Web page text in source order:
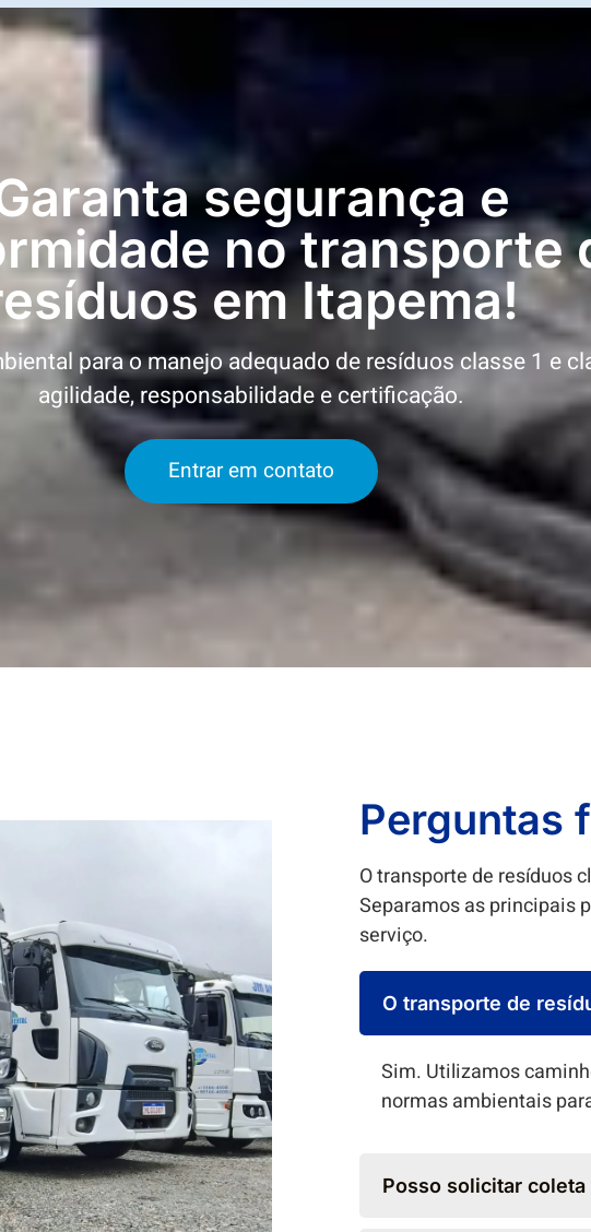
segurança e
no transporte
em Itapema!
para o manejo adequado de resíduos classe 1 e
agilidade, responsabilidade e certificação.
Entrar em contato
Perguntas
O transporte de resíduos
Separamos as principais
serviço.
O transporte de
Sim. Utilizamos
normas ambientais
Posso solicitar